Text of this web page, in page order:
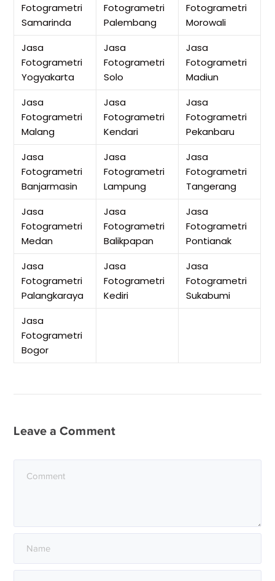
Fotogrametri
Samarinda
Fotogrametri
Palembang
Fotogrametri
Morowali
Jasa
Fotogrametri
Yogyakarta
Jasa
Fotogrametri
Solo
Jasa
Fotogrametri
Madiun
Jasa
Fotogrametri
Malang
Jasa
Fotogrametri
Kendari
Jasa
Fotogrametri
Pekanbaru
Jasa
Fotogrametri
Banjarmasin
Jasa
Fotogrametri
Lampung
Jasa
Fotogrametri
Tangerang
Jasa
Fotogrametri
Medan
Jasa
Fotogrametri
Balikpapan
Jasa
Fotogrametri
Pontianak
Jasa
Fotogrametri
Palangkaraya
Jasa
Fotogrametri
Kediri
Jasa
Fotogrametri
Sukabumi
Jasa
Fotogrametri
Bogor
Leave a Comment